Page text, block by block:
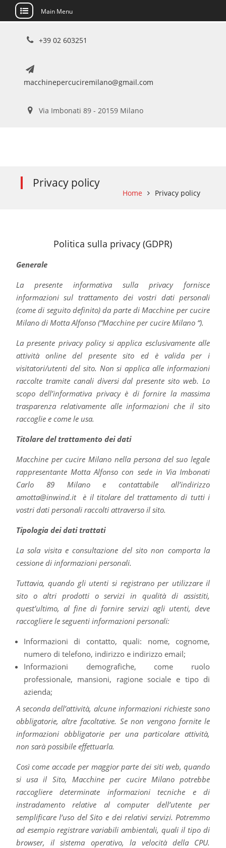
Main Menu
+39 02 603251
macchinepercuciremilano@gmail.com
Via Imbonati 89 - 20159 Milano
Privacy policy
Home Privacy policy
Politica sulla privacy (GDPR)
Generale
La presente informativa sulla privacy fornisce
informazioni sul trattamento dei vostri dati personali
(come di seguito definito) da parte di Macchine per cucire
Milano di Motta Alfonso (“Macchine per cucire Milano “).
La presente privacy policy si applica esclusivamente alle
attività online del presente sito ed è valida per i
visitatori/utenti del sito. Non si applica alle informazioni
raccolte tramite canali diversi dal presente sito web. Lo
scopo dell’informativa privacy è di fornire la massima
trasparenza relativamente alle informazioni che il sito
raccoglie e come le usa.
Titolare del trattamento dei dati
Macchine per cucire Milano nella persona del suo legale
rappresentante Motta Alfonso con sede in Via Imbonati
Carlo 89 Milano e contattabile all’indirizzo
amotta@inwind.it è il titolare del trattamento di tutti i
vostri dati personali raccolti attraverso il sito.
Tipologia dei dati trattati
La sola visita e consultazione del sito non comporta la
cessione di informazioni personali.
Tuttavia, quando gli utenti si registrano per utilizzare il
sito o altri prodotti o servizi in qualità di assistiti,
quest’ultimo, al fine di fornire servizi agli utenti, deve
raccogliere le seguenti informazioni personali:
Informazioni di contatto, quali: nome, cognome,
numero di telefono, indirizzo e indirizzo email;
Informazioni demografiche, come ruolo
professionale, mansioni, ragione sociale e tipo di
azienda;
A seconda dell’attività, alcune informazioni richieste sono
obbligatorie, altre facoltative. Se non vengono fornite le
informazioni obbligatorie per una particolare attività,
non sarà possibile effettuarla.
Così come accade per maggior parte dei siti web, quando
si usa il Sito, Macchine per cucire Milano potrebbe
raccogliere determinate informazioni tecniche e di
instradamento relative al computer dell’utente per
semplificare l’uso del Sito e dei relativi servizi. Potremmo
ad esempio registrare variabili ambientali, quali il tipo di
browser, il sistema operativo, la velocità della CPU.